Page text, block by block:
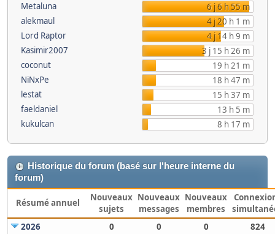
Metaluna
6 j 6 h 55 m
alekmaul
4 j 20 h 1 m
Lord Raptor
4 j 14 h 9 m
Kasimir2007
3 j 15 h 26 m
coconut
19 h 21 m
NiNxPe
18 h 47 m
lestat
15 h 37 m
faeldaniel
13 h 5 m
kukulcan
8 h 17 m
Historique du forum (basé sur l'heure interne du
forum)
Résumé annuel
Nouveaux
sujets
Nouveaux
messages
Nouveaux
membres
2026
0 0 0 824